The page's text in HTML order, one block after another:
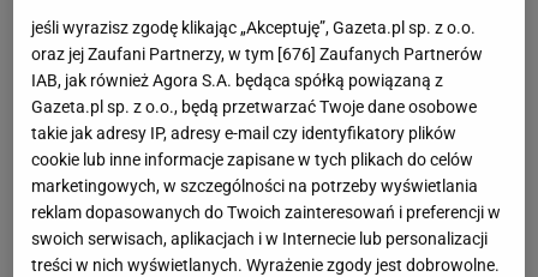
hiszpańskich boiskach, co sprawia, że jest obecnie
liderem klasyfikacji strzelców w La Lidze. W
pierwszym sezonie gry na hiszpańskich boiskach
sięgnął po koronę króla strzelców, ale w drugim ta
sztuka mu się nie udała. Obecnie jest na doskonałej
drodze, żeby powtórzyć wyczyn z debiutanckiego
sezonu wBarcelonie.
jeśli wyrazisz zgodę klikając „Akceptuję”, Gazeta.pl sp. z o.o.
oraz jej Zaufani Partnerzy, w tym [676] Zaufanych Partnerów
IAB, jak również Agora S.A. będąca spółką powiązaną z
Gazeta.pl sp. z o.o., będą przetwarzać Twoje dane osobowe
takie jak adresy IP, adresy e-mail czy identyfikatory plików
cookie lub inne informacje zapisane w tych plikach do celów
marketingowych, w szczególności na potrzeby wyświetlania
reklam dopasowanych do Twoich zainteresowań i preferencji w
swoich serwisach, aplikacjach i w Internecie lub personalizacji
treści w nich wyświetlanych. Wyrażenie zgody jest dobrowolne.